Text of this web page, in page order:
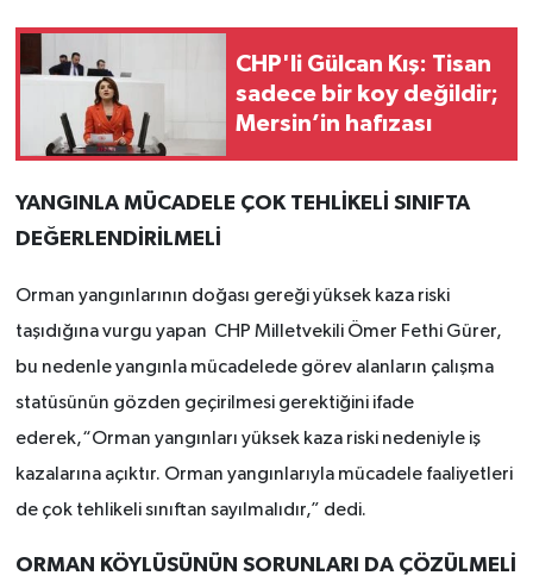
CHP'li Gülcan Kış: Tisan
sadece bir koy değildir;
Mersin’in hafızası
YANGINLA MÜCADELE ÇOK TEHLİKELİ SINIFTA
DEĞERLENDİRİLMELİ
Orman yangınlarının doğası gereği yüksek kaza riski
taşıdığına vurgu yapan CHP Milletvekili Ömer Fethi Gürer,
bu nedenle yangınla mücadelede görev alanların çalışma
statüsünün gözden geçirilmesi gerektiğini ifade
ederek,“Orman yangınları yüksek kaza riski nedeniyle iş
kazalarına açıktır. Orman yangınlarıyla mücadele faaliyetleri
de çok tehlikeli sınıftan sayılmalıdır,” dedi.
ORMAN KÖYLÜSÜNÜN SORUNLARI DA ÇÖZÜLMELİ